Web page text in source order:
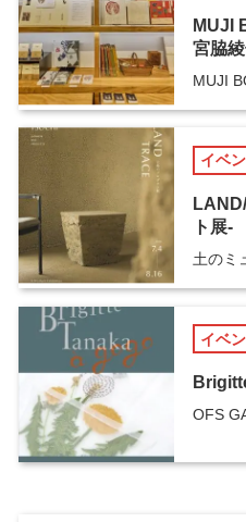
MUJI
宮脇
MUJI
イベ
ト展-
土のミ
イベ
OFS